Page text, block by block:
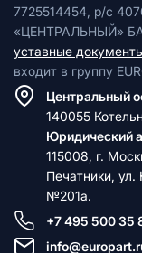
7725514454, р/с
«ЦЕНТРАЛЬНЫЙ»
уставные
входит в группу
Центральный
140055
Юридический
115008, г.
Печатники,
№201а.
+7 495 500 35